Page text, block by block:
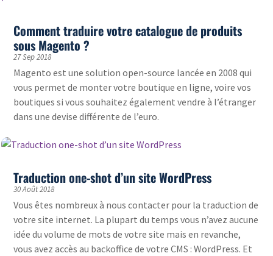
Comment traduire votre catalogue de produits
sous Magento ?
27 Sep 2018
Magento est une solution open-source lancée en 2008 qui
vous permet de monter votre boutique en ligne, voire vos
boutiques si vous souhaitez également vendre à l’étranger
dans une devise différente de l’euro.
Traduction one-shot d’un site WordPress
30 Août 2018
Vous êtes nombreux à nous contacter pour la traduction de
votre site internet. La plupart du temps vous n’avez aucune
idée du volume de mots de votre site mais en revanche,
vous avez accès au backoffice de votre CMS : WordPress. Et